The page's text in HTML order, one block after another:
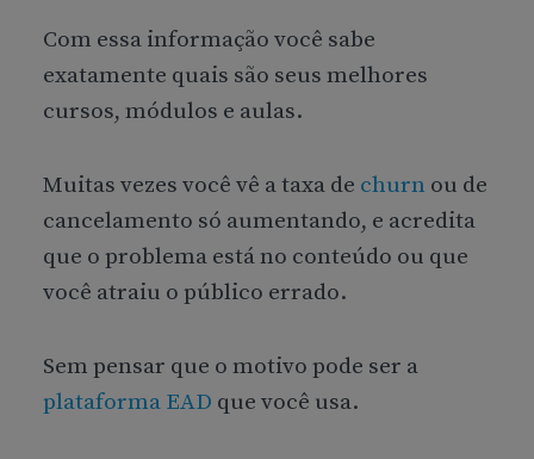
Com essa informação você sabe
exatamente quais são seus melhores
cursos, módulos e aulas.
Muitas vezes você vê a taxa de churn ou de
cancelamento só aumentando, e acredita
que o problema está no conteúdo ou que
você atraiu o público errado.
Sem pensar que o motivo pode ser a
plataforma EAD que você usa.